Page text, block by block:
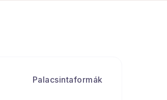
Palacsintaformák